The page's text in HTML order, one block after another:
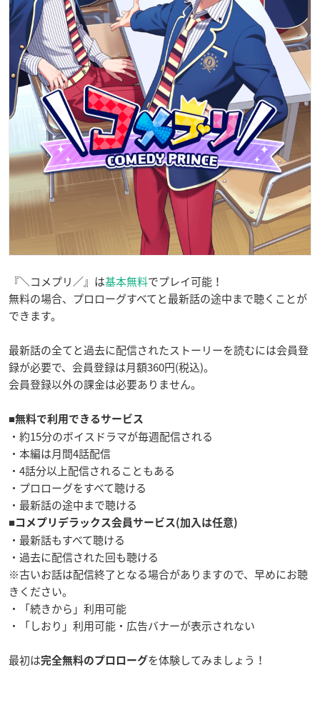
『＼コメプリ／』は基本無料でプレイ可能！
無料の場合、プロローグすべてと最新話の途中まで聴くことが
できます。
最新話の全てと過去に配信されたストーリーを読むには会員登
録が必要で、会員登録は月額360円(税込)。
会員登録以外の課金は必要ありません。
■無料で利用できるサービス
・約15分のボイスドラマが毎週配信される
・本編は月間4話配信
・4話分以上配信されることもある
・プロローグをすべて聴ける
・最新話の途中まで聴ける
■コメプリデラックス会員サービス(加入は任意)
・最新話もすべて聴ける
・過去に配信された回も聴ける
※古いお話は配信終了となる場合がありますので、早めにお聴
きください。
・「続きから」利用可能
・「しおり」利用可能・広告バナーが表示されない
最初は完全無料のプロローグを体験してみましょう！